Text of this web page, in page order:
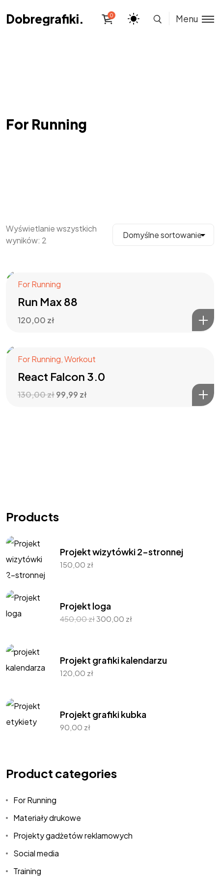
Dobregrafiki.pl
Dobregrafiki.pl 0 Menu
For Running
Wyświetlanie wszystkich
wyników: 2
For Running
Run Max 88
120,00 zł
For Running,Workout
React Falcon 3.0
130,00zł99,99 zł
Products
Projekt wizytówki 2-stronnej
150,00 zł
Projekt loga
450,00zł300,00 zł
Projekt grafiki kalendarzu
120,00 zł
Projekt grafiki kubka
90,00 zł
Product categories
For Running
Materiały drukowe
Projekty gadżetów reklamowych
Social media
Training